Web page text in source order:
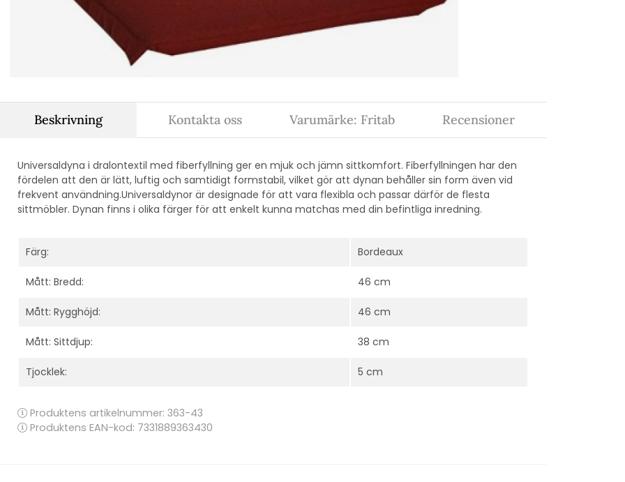
Beskrivning
Universaldyna i dralontextil med fiberfyllning ger en mjuk och jämn sittkomfort. Fiberfyllningen har den
fördelen att den är lätt, luftig och samtidigt formstabil, vilket gör att dynan behåller sin form även vid
frekvent användning.Universaldynor är designade för att vara flexibla och passar därför de flesta
sittmöbler. Dynan finns i olika färger för att enkelt kunna matchas med din befintliga inredning.
Färg: Bordeaux
Mått: Bredd: 46 cm
Mått: Rygghöjd: 46 cm
Mått: Sittdjup: 38 cm
Tjocklek: 5 cm
Produktens artikelnummer: 363-43
Produktens EAN-kod: 7331889363430
Kontakta oss Varumärke: Fritab Recensioner